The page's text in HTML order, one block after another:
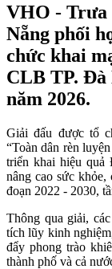
VHO - Trưa
Nẵng phối
chức khai
CLB TP. Đà
năm 2026.
Giải đấu được tổ
“Toàn dân rèn
triển khai hiệu quả
nâng cao sức
đoạn 2022 - 2030,
Thông qua giải,
tích lũy kinh
đẩy phong trào
thành phố và cả